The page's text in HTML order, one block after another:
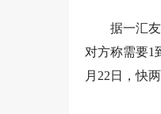
据一汇
对方称需要1
月22日，快